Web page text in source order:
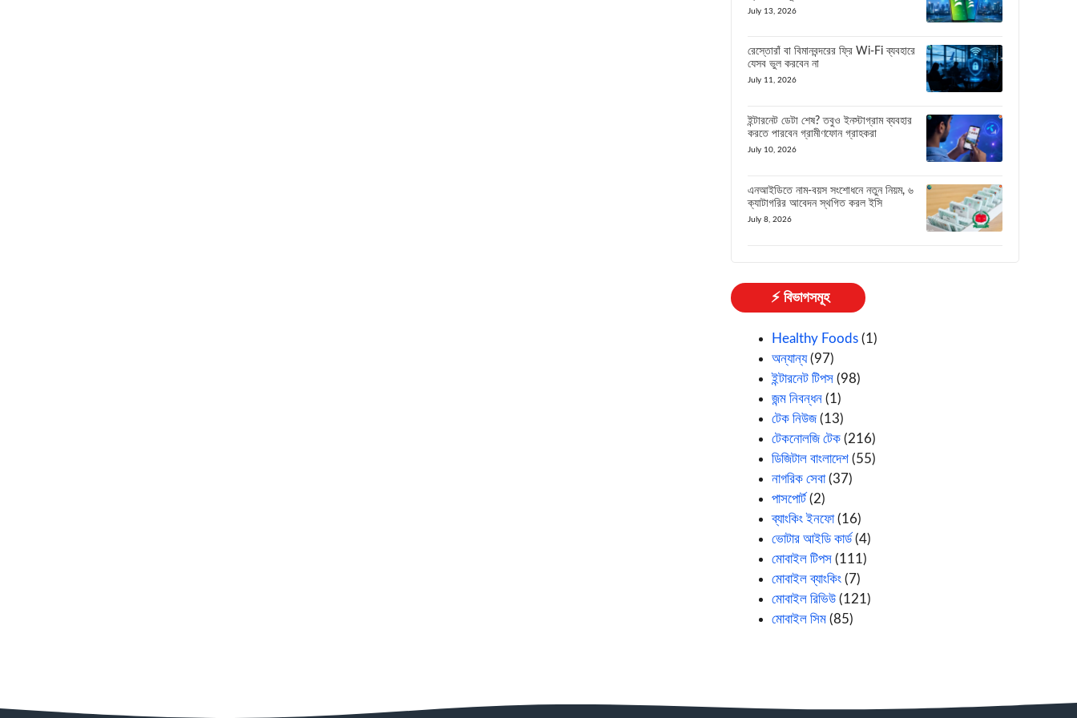
July 13, 2026
রেস্তোরাঁ বা বিমানবন্দরের ফ্রি Wi-Fi ব্যবহারে
যেসব ভুল করবেন না
July 11, 2026
ইন্টারনেট ডেটা শেষ? তবুও ইনস্টাগ্রাম ব্যবহার
করতে পারবেন গ্রামীণফোন গ্রাহকরা
July 10, 2026
এনআইডিতে নাম-বয়স সংশোধনে নতুন নিয়ম, ৬
ক্যাটাগরির আবেদন স্থগিত করল ইসি
July 8, 2026
⚡ বিভাগসমূহ
Healthy Foods (1)
অন্যান্য(97)
ইন্টারনেট টিপস (98)
জন্ম নিবন্ধন (1)
টেক নিউজ(13)
টেকনোলজি টেক (216)
ডিজিটাল বাংলাদেশ (55)
নাগরিক সেবা(37)
পাসপোর্ট (2)
ব্যাংকিং ইনফো(16)
ভোটার আইডি কার্ড (4)
মোবাইল টিপস (111)
মোবাইল ব্যাংকিং (7)
মোবাইল রিভিউ (121)
মোবাইল সিম (85)